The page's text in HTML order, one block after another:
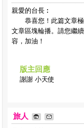
親愛的台長︰
恭喜您！此篇文章極
文章區塊輪播。請您繼
容，加油！
版主回應
謝謝 小天使
旅人